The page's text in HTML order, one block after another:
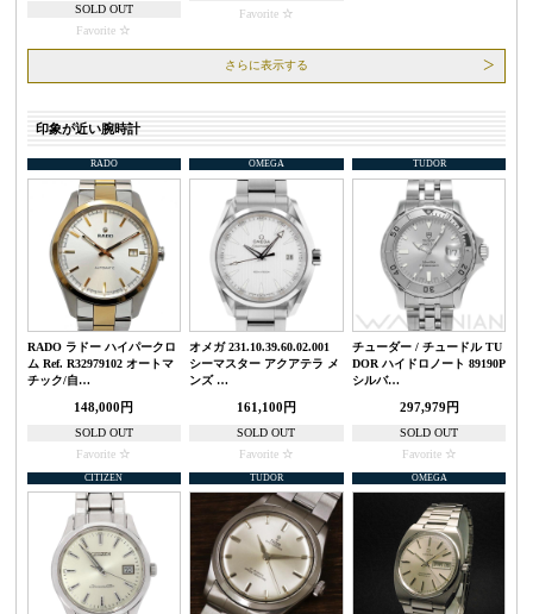
SOLD OUT
Favorite
Favorite
さらに表示する
印象が近い腕時計
RADO
RADO ラドー ハイパークロ
ム Ref. R32979102 オートマ
チック/自…
148,000円
SOLD OUT
Favorite
OMEGA
オメガ 231.10.39.60.02.001
シーマスター アクアテラ メ
ンズ …
161,100円
SOLD OUT
Favorite
TUDOR
チューダー / チュードル TU
DOR ハイドロノート 89190P
シルバ…
297,979円
SOLD OUT
Favorite
CITIZEN TUDOR OMEGA